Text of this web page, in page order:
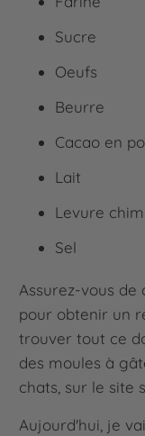
Sucre
Oeufs
Beurre
Cacao en
Lait
Levure
Sel
Assurez-vous
pour obtenir un
trouver tout ce
des moules à
chats, sur le site
Aujourd'hui, je